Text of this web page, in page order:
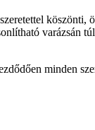
köszönti,
varázsán
minden